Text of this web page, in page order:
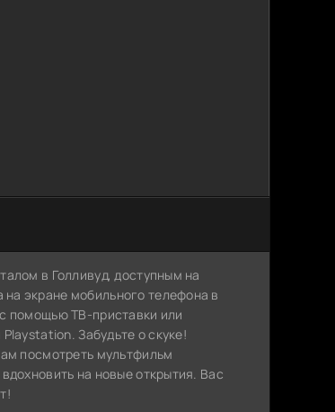
в Голливуд, доступным на
экране мобильного телефона в
помощью ТВ-приставки или
Забудьте о скуке!
посмотреть мультфильм
на новые открытия. Вас